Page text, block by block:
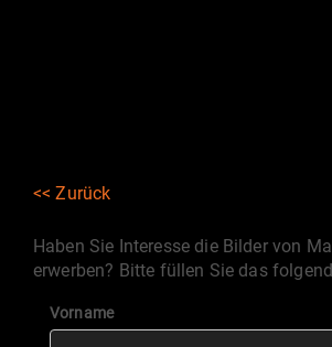
<< Zurück
Haben Sie Interesse die Bilder von
erwerben? Bitte füllen Sie das
Vorname